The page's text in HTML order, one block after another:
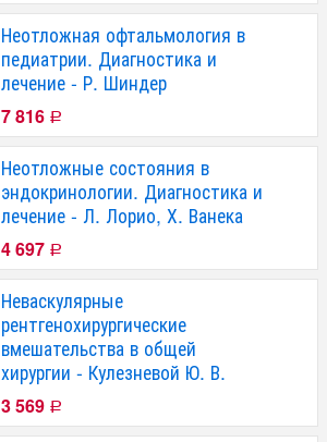
Неотложная офтальмология в
педиатрии. Диагностика и
лечение - Р. Шиндер
7 816 Р
Неотложные состояния в
эндокринологии. Диагностика и
лечение - Л. Лорио, Х. Ванека
4 697 Р
Неваскулярные
рентгенохирургические
вмешательства в общей
хирургии - Кулезневой Ю. В.
3 569 Р